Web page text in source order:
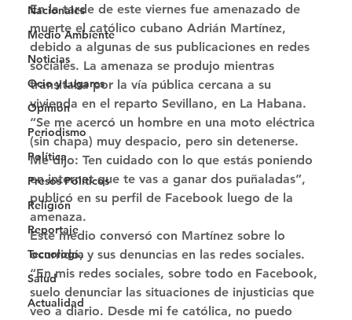
Nacionales
Medio Ambiente
Noticias
Ocio y Lugares
Opinión
Periodismo
Política
Presos Políticos
Religión
Reportaje
Tecnología
Salud
Actualidad
En la tarde de este viernes fue amenazado de
muerte el católico cubano Adrián Martínez,
debido a algunas de sus publicaciones en redes
sociales. La amenaza se produjo mientras
transitaba por la vía pública cercana a su
vivienda en el reparto Sevillano, en La Habana.
“Se me acercó un hombre en una moto eléctrica
(sin chapa) muy despacio, pero sin detenerse.
Me dijo: Ten cuidado con lo que estás poniendo
en internet que te vas a ganar dos puñaladas”,
publicó en su perfil de Facebook luego de la
amenaza.
Este medio conversó con Martínez sobre lo
ocurrido, y sus denuncias en las redes sociales.
“En mis redes sociales, sobre todo en Facebook,
suelo denunciar las situaciones de injusticias que
veo a diario. Desde mi fe católica, no puedo